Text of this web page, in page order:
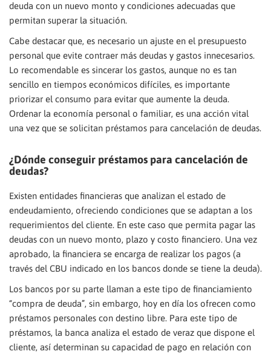
deuda con un nuevo monto y condiciones adecuadas que
permitan superar la situación.
Cabe destacar que, es necesario un ajuste en el presupuesto
personal que evite contraer más deudas y gastos innecesarios.
Lo recomendable es sincerar los gastos, aunque no es tan
sencillo en tiempos económicos difíciles, es importante
priorizar el consumo para evitar que aumente la deuda.
Ordenar la economía personal o familiar, es una acción vital
una vez que se solicitan préstamos para cancelación de deudas.
¿Dónde conseguir préstamos para cancelación de
deudas?
Existen entidades financieras que analizan el estado de
endeudamiento, ofreciendo condiciones que se adaptan a los
requerimientos del cliente. En este caso que permita pagar las
deudas con un nuevo monto, plazo y costo financiero. Una vez
aprobado, la financiera se encarga de realizar los pagos (a
través del CBU indicado en los bancos donde se tiene la deuda).
Los bancos por su parte llaman a este tipo de financiamiento
“compra de deuda”, sin embargo, hoy en día los ofrecen como
préstamos personales con destino libre. Para este tipo de
préstamos, la banca analiza el estado de veraz que dispone el
cliente, así determinan su capacidad de pago en relación con